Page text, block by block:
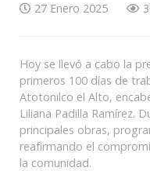
start
Accessibility
screen
reader,
press
"Ctrl
27 Enero 2025
Hoy se llevó a cabo la
primeros 100 días de
Atotonilco el Alto,
Liliana Padilla Ramírez.
principales obras,
reafirmando el
la comunidad.